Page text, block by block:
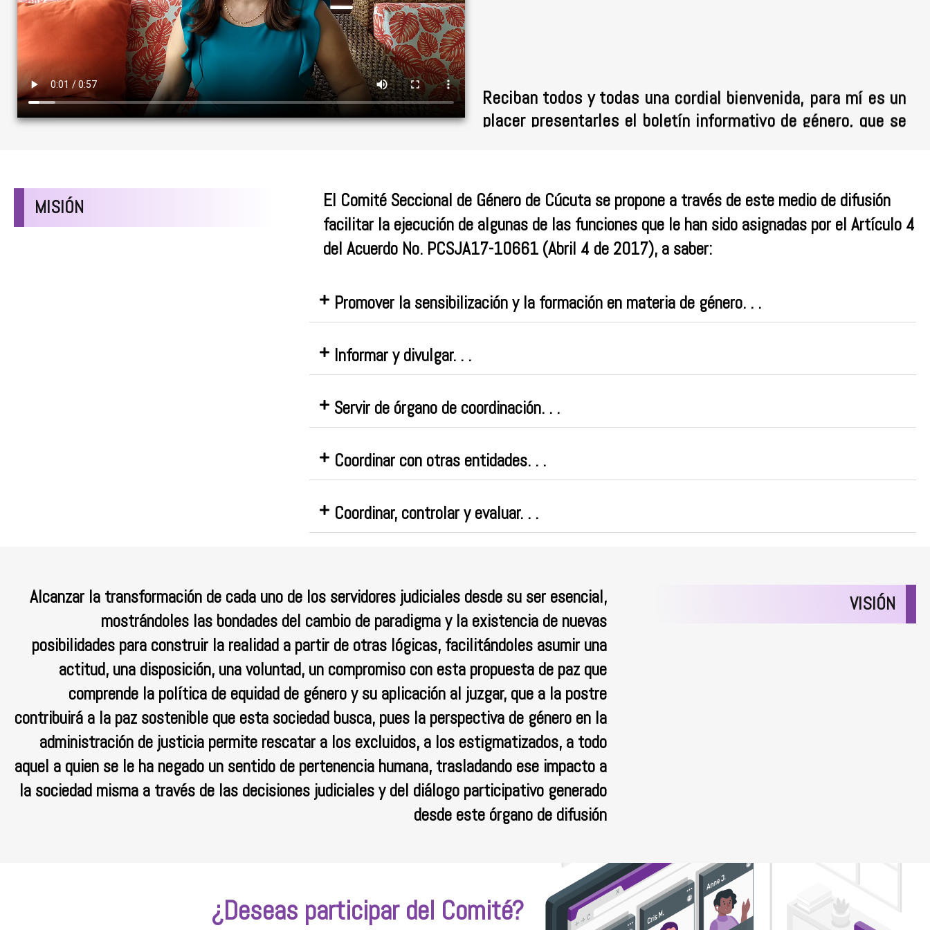
Reciban todos y todas una cordial bienvenida, para mí es un
placer presentarles el boletín informativo de género, que se
conectar a la ciudadanía con los servidores judiciales en el
tema de género, buscando sensibilización y formación, a
través de un formato novedoso y de fácil acceso, donde se
relevantes, conferencias, entre otras secciones, que serán
un valioso aporte para promover y visibilizar un tema tan
Sean todos ustedes cordialmente invitados a participar en
¡¡ MUCHAS GRACIAS !!
MISIÓN
El Comité Seccional de Género de Cúcuta se propone a través de este medio de difusión
facilitar la ejecución de algunas de las funciones que le han sido asignadas por el Artículo 4
del Acuerdo No. PCSJA17-10661 (Abril 4 de 2017), a saber:
Promover la sensibilización y la formación en materia de género. . .
Informar y divulgar. . .
Servir de órgano de coordinación. . .
Coordinar con otras entidades. . .
Coordinar, controlar y evaluar. . .
Alcanzar la transformación de cada uno de los servidores judiciales desde su ser esencial,
mostrándoles las bondades del cambio de paradigma y la existencia de nuevas
posibilidades para construir la realidad a partir de otras lógicas, facilitándoles asumir una
actitud, una disposición, una voluntad, un compromiso con esta propuesta de paz que
comprende la política de equidad de género y su aplicación al juzgar, que a la postre
contribuirá a la paz sostenible que esta sociedad busca, pues la perspectiva de género en la
administración de justicia permite rescatar a los excluidos, a los estigmatizados, a todo
aquel a quien se le ha negado un sentido de pertenencia humana, trasladando ese impacto a
la sociedad misma a través de las decisiones judiciales y del diálogo participativo generado
desde este órgano de difusión
VISIÓN
¿Deseas participar del Comité?